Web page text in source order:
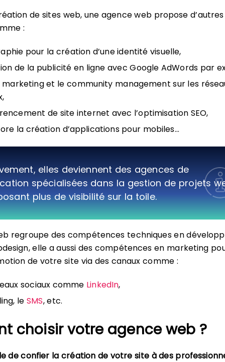
de sites web, une agence web propose d’autres
:
pour la création d’une identité visuelle,
de la publicité en ligne avec Google AdWords par
marketing et le community management sur les
de site internet avec l’optimisation SEO,
la création d’applications pour mobiles…
elles deviennent des agences de
spécialisées dans la gestion de projets
plus de visibilité sur la toile.
regroupe des compétences techniques en
elle a aussi des compétences en marketing
de votre site via des canaux comme :
sociaux comme LinkedIn,
leSMS, etc.
choisir votre agence web ?
de confier la création de votre site à des